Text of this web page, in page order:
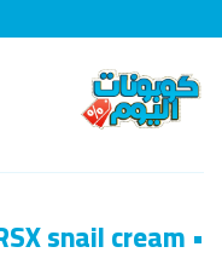
للمحتوى
• CORSX snail cream